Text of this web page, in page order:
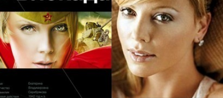
Случайное сходство 👍
Создать сходство
Для публикации необходима авторизация
Поиск